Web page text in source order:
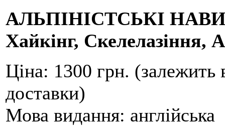
АЛЬПІНІСТСЬКІ
Хайкінг, Скелелазіння,
Ціна: 1300 грн. (залежить
доставки)
Мова видання: англійська